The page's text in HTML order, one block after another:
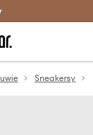
z Answear Club >
Sneakersy